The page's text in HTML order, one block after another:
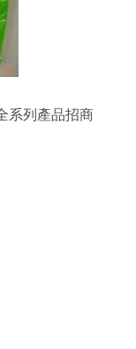
系列產品招商